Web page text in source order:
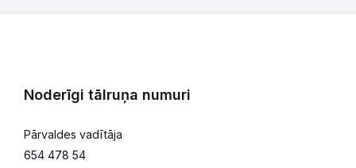
Noderīgi tālruņa numuri
Pārvaldes vadītāja
654 478 54